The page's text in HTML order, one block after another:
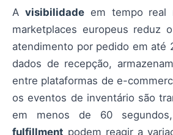
A visibilidadeem tempo real
marketplaces europeus reduz
atendimento por pedido em até
dados de recepção,
entre plataformas de e-
os eventos de inventário são
em menos de 60
fulfillment podem reagir a